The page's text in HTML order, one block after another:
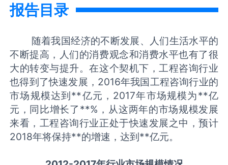
报告目录
随着我国经济的不断发展、人们生活水平的
不断提高，人们的消费观念和消费水平也有了很
大的转变与提升。在这个契机下，工程咨询行业
也得到了快速发展，2016年我国工程咨询行业的
市场规模达到**亿元，2017年市场规模为**亿
元，同比增长了**%，从这两年的市场规模发展
来看，工程咨询行业正处于快速发展之中，预计
2018年将保持**的增速，达到**亿元。